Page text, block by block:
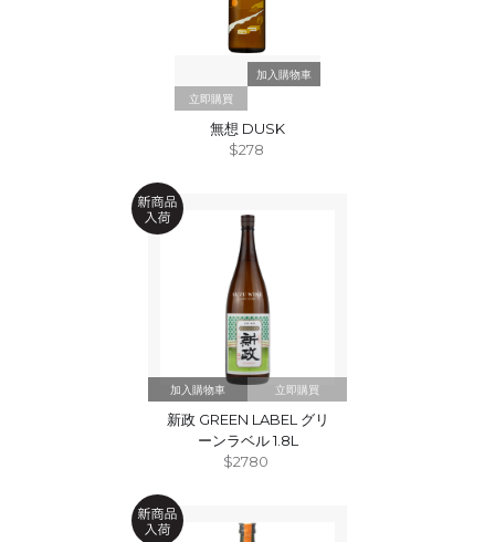
立即購買
無想 DUSK
$278
立即購買
新政 GREEN LABEL グリ
ーンラベル 1.8L
$2780